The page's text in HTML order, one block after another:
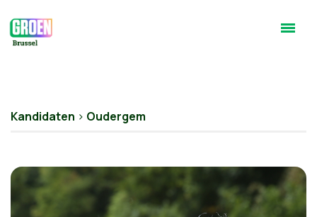
Kandidaten > Oudergem